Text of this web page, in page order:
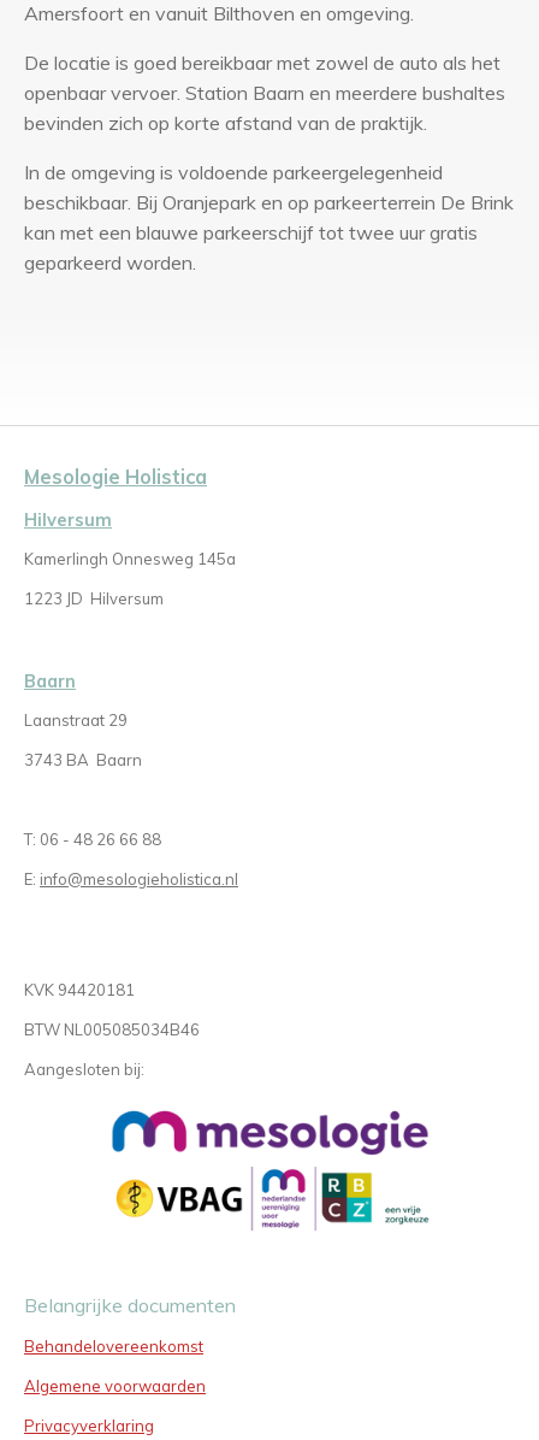
Amersfoort en vanuit Bilthoven en omgeving.
De locatie is goed bereikbaar met zowel de auto als het
openbaar vervoer. Station Baarn en meerdere bushaltes
bevinden zich op korte afstand van de praktijk.
In de omgeving is voldoende parkeergelegenheid
beschikbaar. Bij Oranjepark en op parkeerterrein De Brink
kan met een blauwe parkeerschijf tot twee uur gratis
geparkeerd worden.
Mesologie Holistica
Hilversum
Kamerlingh Onnesweg 145a
1223 JD Hilversum
Baarn
Laanstraat 29
3743 BA Baarn
T: 06 - 48 26 66 88
E: info@mesologieholistica.nl
KVK 94420181
BTW NL005085034B46
Aangesloten bij:
Belangrijke documenten
Behandelovereenkomst
Algemene voorwaarden
Privacyverklaring